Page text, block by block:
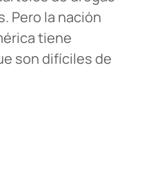
Pero la nación
tiene
son difíciles de